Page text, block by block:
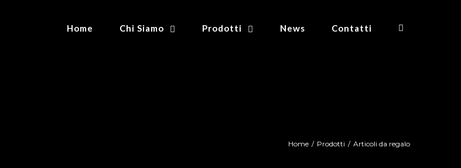
Home Chi Siamo Prodotti News Contatti
Home / Prodotti / Articoli da regalo